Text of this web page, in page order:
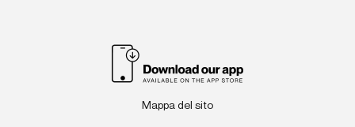
Mappa del sito